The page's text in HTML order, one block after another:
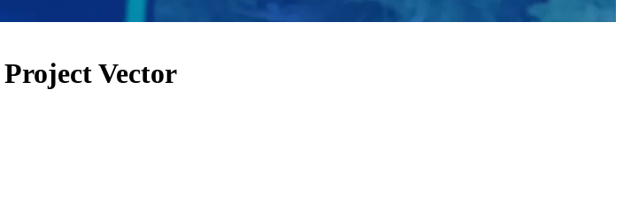
Vector